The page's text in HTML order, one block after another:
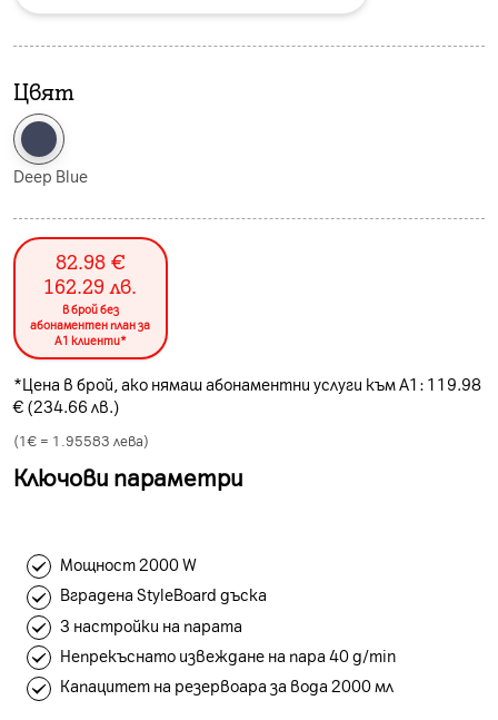
Цвят
Deep Blue
82.98 €
162.29 лв.
в брой без
абонаментен план за
А1 клиенти*
*Цена в брой, ако нямаш абонаментни услуги към А1: 119.98
€ (234.66 лв.)
(1€ = 1.95583 лева)
Ключови параметри
Мощност 2000 W
Вградена StyleBoard дъска
3 настройки на парата
Непрекъснато извеждане на пара 40 g/min
Капацитет на резервоара за вода 2000 мл